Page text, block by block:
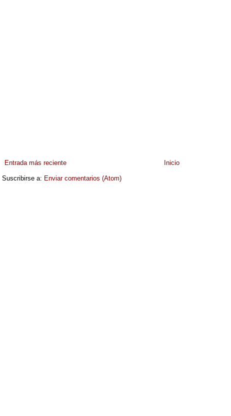
Entrada más reciente Inicio
Suscribirse a: Enviar comentarios (Atom)